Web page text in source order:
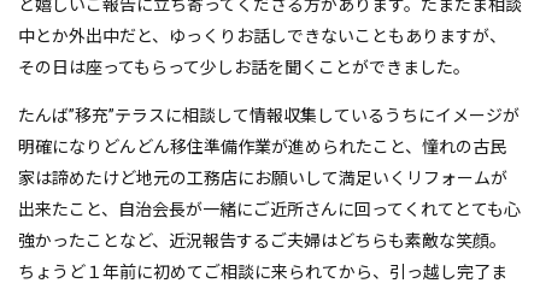
と嬉しいご報告に立ち寄ってくださる方があります。たまたま相談
中とか外出中だと、ゆっくりお話しできないこともありますが、
その日は座ってもらって少しお話を聞くことができました。
たんば”移充”テラスに相談して情報収集しているうちにイメージが
明確になりどんどん移住準備作業が進められたこと、憧れの古民
家は諦めたけど地元の工務店にお願いして満足いくリフォームが
出来たこと、自治会長が一緒にご近所さんに回ってくれてとても心
強かったことなど、近況報告するご夫婦はどちらも素敵な笑顔。
ちょうど１年前に初めてご相談に来られてから、引っ越し完了ま